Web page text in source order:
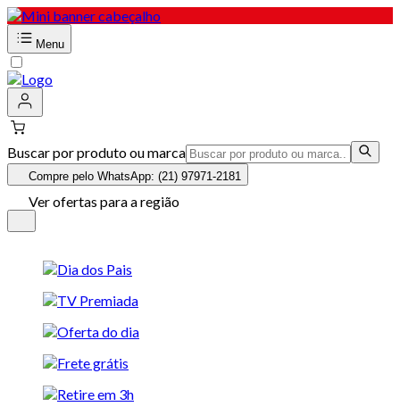
Menu
Buscar por produto ou marca
Compre pelo WhatsApp: (21) 97971-2181
Ver ofertas para a região